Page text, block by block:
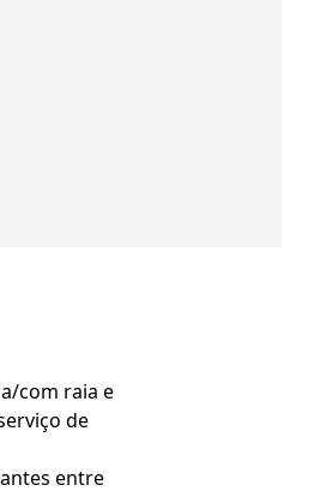
com raia e
de
entre